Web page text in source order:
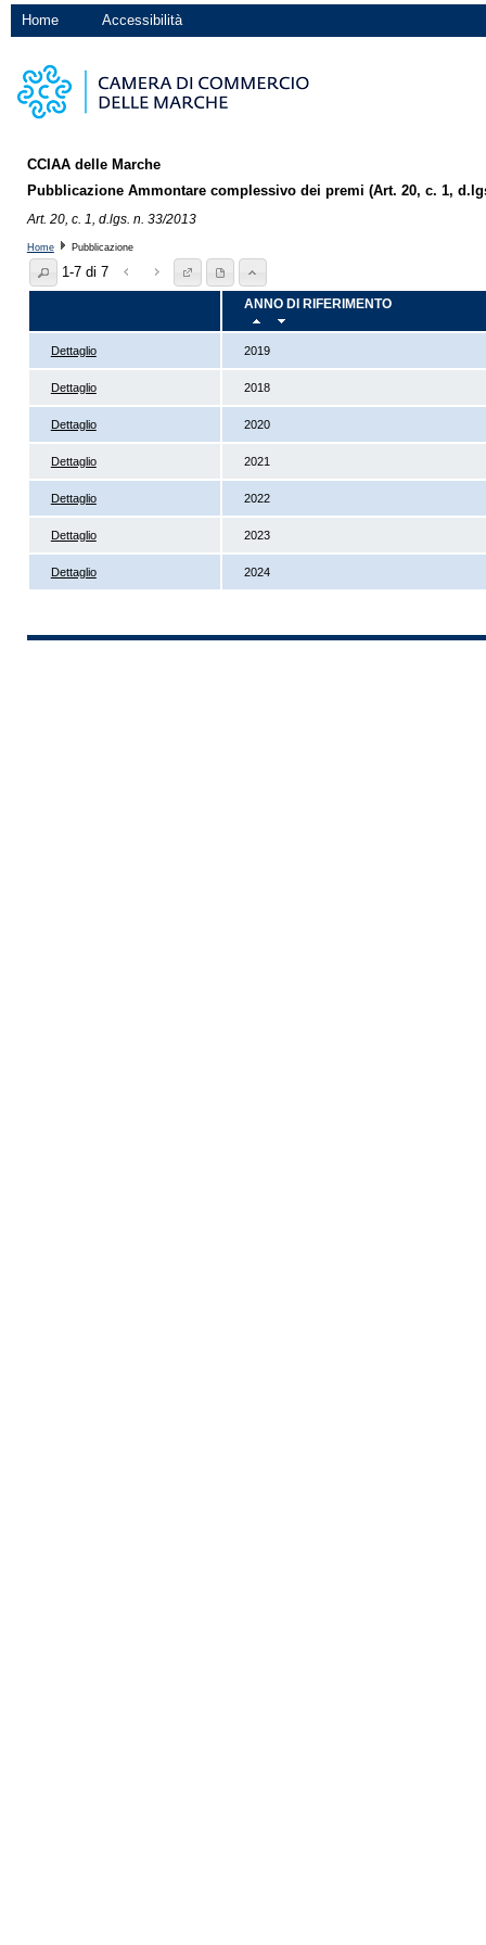
Home Accessibilità
CCIAA delle Marche
Pubblicazione Ammontare complessivo dei premi (Art. 20, c. 1,
Art. 20, c. 1, d.lgs. n. 33/2013
Home Pubblicazione
1-7 di 7
ANNO DI RIFERIMENTO
Dettaglio 2019
Dettaglio 2018
Dettaglio 2020
Dettaglio 2021
Dettaglio 2022
Dettaglio 2023
Dettaglio 2024